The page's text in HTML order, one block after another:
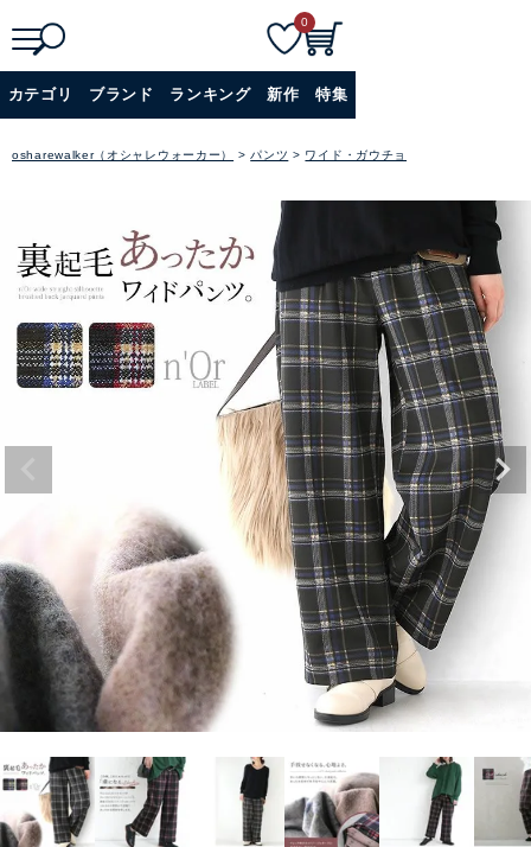
検索
0
カテゴリ ブランド ランキング 新作 特集
osharewalker（オシャレウォーカー） パンツ ワイド・ガウチョ